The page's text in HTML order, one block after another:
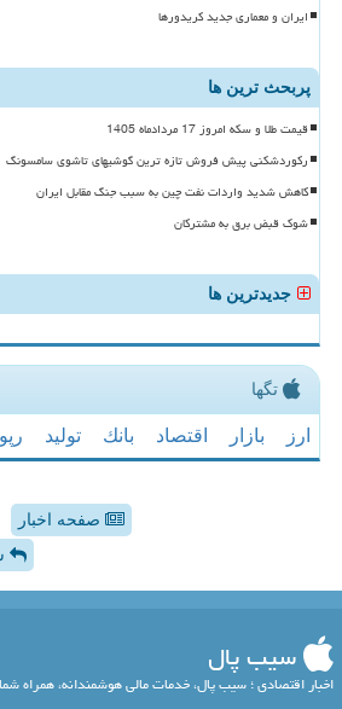
ایران و معماری جدید کریدورها
پربحث ترین ها
قیمت طلا و سکه امروز 17 مردادماه 1405
رکوردشکنی پیش فروش تازه ترین گوشیهای تاشوی سامسونگ
کاهش شدید واردات نفت چین به سبب جنگ مقابل ایران
شوک قبض برق به مشترکان
جدیدترین ها
تگها
ارز بازار اقتصاد بانك تولید
صفحه اخبار
سیب پال
اخبار اقتصادی ؛ سیب پال، خدمات مالی هوشمندانه، همراه